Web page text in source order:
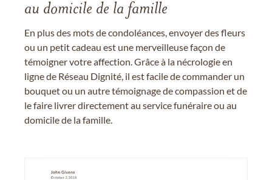
au domicile de la famille
En plus des mots de condoléances, envoyer des fleurs
ou un petit cadeau est une merveilleuse façon de
témoigner votre affection. Grâce à la nécrologie en
ligne de Réseau Dignité, il est facile de commander un
bouquet ou un autre témoignage de compassion et de
le faire livrer directement au service funéraire ou au
domicile de la famille.